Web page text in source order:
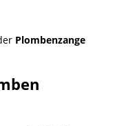
Plombenzange